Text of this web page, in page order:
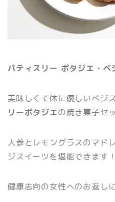
パティスリー ポタジエ・
美味しくて体に優しいべジ
リーポタジエの焼き菓子セ
人参とレモングラスのマド
ジスイーツを堪能できます！
健康志向の女性へのお返し